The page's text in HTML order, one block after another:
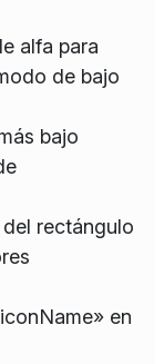
alfa para
de bajo
bajo
rectángulo
en